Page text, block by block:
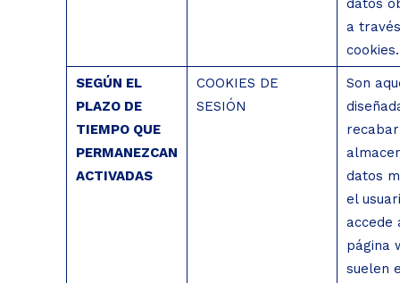
datos
a
cookies.
SEGÚN EL
PLAZO DE
TIEMPO QUE
PERMANEZCAN
ACTIVADAS
COOKIES DE
SESIÓN
Son
datos
el
accede
página
suelen